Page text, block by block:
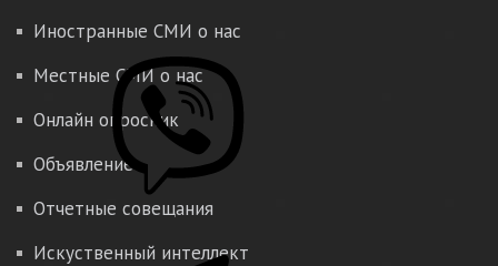
Иностранные СМИ о нас
Местные СМИ о нас
Онлайн опросник
Объявление
Отчетные совещания
Искуственный интеллект